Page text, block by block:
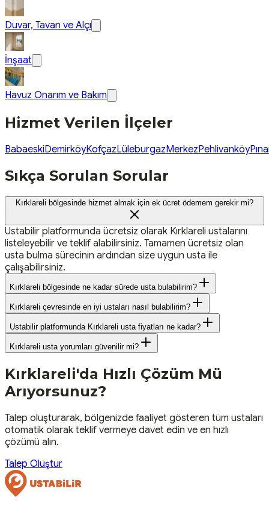
Duvar, Tavan ve Alçı
İnşaat
Havuz Onarım ve Bakım
Hizmet Verilen İlçeler
BabaeskiDemirköyKofçazLüleburgazMerkezPehlivanköy
Sıkça Sorulan Sorular
Kırklareli bölgesinde hizmet almak için ek ücret ödemem gerekir mi?
Ustabilir platformunda ücretsiz olarak Kırklareli ustalarını
listeleyebilir ve teklif alabilirsiniz. Tamamen ücretsiz olan
usta bulma sürecinin ardından size uygun usta ile
çalışabilirsiniz.
Kırklareli bölgesinde ne kadar sürede usta bulabilirim?
Kırklareli çevresinde en iyi ustaları nasıl bulabilirim?
Ustabilir platformunda Kırklareli usta fiyatları ne kadar?
Kırklareli usta yorumları güvenilir mi?
Kırklareli'da Hızlı Çözüm Mü
Arıyorsunuz?
Talep oluşturarak, bölgenizde faaliyet gösteren tüm ustaları
otomatik olarak teklif vermeye davet edin ve en hızlı
çözümü alın.
Talep Oluştur